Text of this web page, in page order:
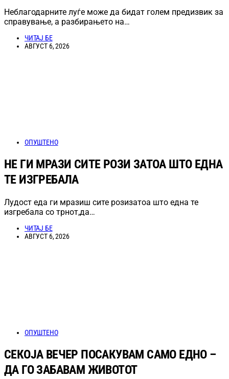
Неблагодарните луѓе може да бидат голем предизвик за
справување, а разбирањето на…
ЧИТАЈ БЕ
АВГУСТ 6, 2026
ОПУШТЕНО
НЕ ГИ МРАЗИ СИТЕ РОЗИ ЗАТОА ШТО ЕДНА
ТЕ ИЗГРЕБАЛА
Лудост еда ги мразиш сите розизатоа што една те
изгребала со трнот,да…
ЧИТАЈ БЕ
АВГУСТ 6, 2026
ОПУШТЕНО
СЕКОЈА ВЕЧЕР ПОСАКУВАМ САМО ЕДНО –
ДА ГО ЗАБАВАМ ЖИВОТОТ